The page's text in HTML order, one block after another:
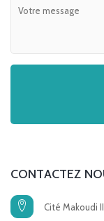
CONTACTEZ
Cité Makoudi